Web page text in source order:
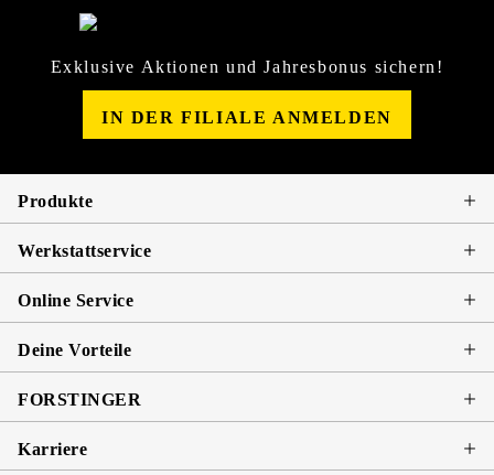
Exklusive Aktionen und Jahresbonus sichern!
IN DER FILIALE ANMELDEN
Produkte
Werkstattservice
Online Service
Deine Vorteile
FORSTINGER
Karriere